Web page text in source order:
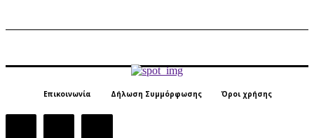
Επικοινωνία Δήλωση Συμμόρφωσης Όροι χρήσης